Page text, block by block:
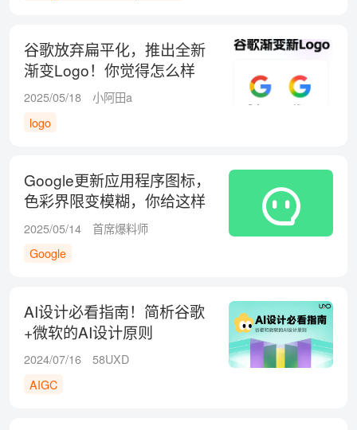
谷歌放弃扁平化，推出全新
渐变Logo！你觉得怎么样
呢？
2025/05/18
小阿田a
logo
Google更新应用程序图标，
色彩界限变模糊，你给这样
的调整打几分？
2025/05/14
首席爆料师
Google
AI设计必看指南！简析谷歌
+微软的AI设计原则
2024/07/16
58UXD
AIGC